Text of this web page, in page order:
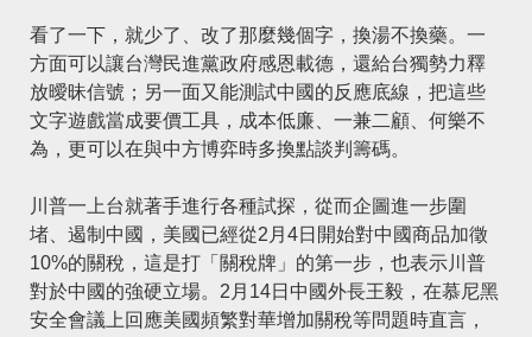
看了一下，就少了、改了那麼幾個字，換湯不換藥。一
方面可以讓台灣民進黨政府感恩載德，還給台獨勢力釋
放曖昧信號；另一面又能測試中國的反應底線，把這些
文字遊戲當成要價工具，成本低廉、一兼二顧、何樂不
為，更可以在與中方博弈時多換點談判籌碼。
川普一上台就著手進行各種試探，從而企圖進一步圍
堵、遏制中國，美國已經從2月4日開始對中國商品加徵
10%的關稅，這是打「關稅牌」的第一步，也表示川普
對於中國的強硬立場。2月14日中國外長王毅，在慕尼黑
安全會議上回應美國頻繁對華增加關稅等問題時直言，